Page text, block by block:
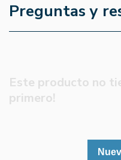
Preguntas y
Este producto no
primero!